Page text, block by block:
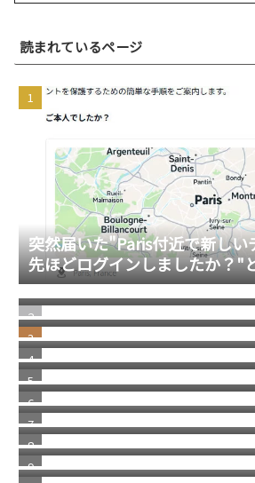
読まれているページ
突然届いた"Paris付近で新しい
先ほどログインしましたか？"
けスパムメール
若い頃の失敗が、今の自分を
間
windows11 への切り替え
の移行
日本にはパソコン修理店が多
2026/1 Update Paypal／ペイ
（入金）を確認する方法 リニ
消えた スコッチブランドの 貼
ープ
車が語る お金持ちの概念
福岡銀行の相次ぐ不祥事
きっかけはチャラいドラマだ
２つの海外ドラマ